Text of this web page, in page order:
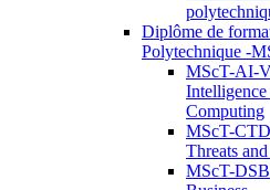
Diplôme de
Polytechnique -
MScT-AI-
Computing
MScT-
Threats
MScT-